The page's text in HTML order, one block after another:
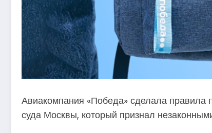
Авиакомпания «Победа» сделала правила
суда Москвы, который признал